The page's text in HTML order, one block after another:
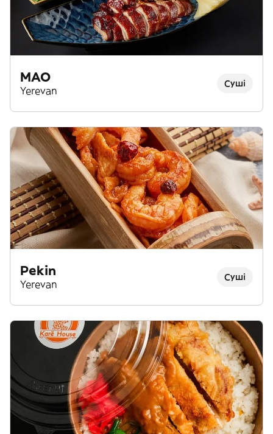
MAO
Yerevan
Суші
Pekin
Yerevan
Суші